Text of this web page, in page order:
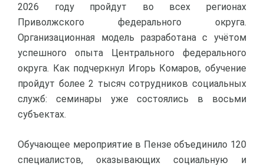
2026 году пройдут во всех регионах
Приволжского федерального округа.
Организационная модель разработана с учётом
успешного опыта Центрального федерального
округа. Как подчеркнул Игорь Комаров, обучение
пройдут более 2 тысяч сотрудников социальных
служб: семинары уже состоялись в восьми
субъектах.
Обучающее мероприятие в Пензе объединило 120
специалистов, оказывающих социальную и